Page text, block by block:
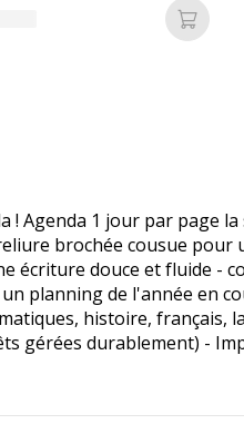
Agenda 1 jour par page
brochée cousue
douce et fluide -
planning de l'année
histoire, français,
gérées durablement) -